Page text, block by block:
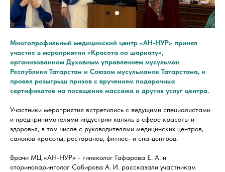
Многопрофильный медицинский центр «АН-НУР» принял
участие в мероприятии «Красота по шариату»,
организованном Духовным управлением мусульман
Республики Татарстан и Союзом мусульманок Татарстана, и
провел розыгрыш призов с вручением подарочных
сертификатов на посещение массажа и других услуг центра.
Участники мероприятия встретились с ведущими специалистами
и предпринимателями индустрии халяль в сфере красоты и
здоровья, в том числе с руководителями медицинских центров,
салонов красоты, ресторанов, фитнес- и спа-центров.
Врачи МЦ «АН-НУР» - гинеколог Гафарова Е. А. и
оториноларинголог Сабирова А. И. рассказали участникам